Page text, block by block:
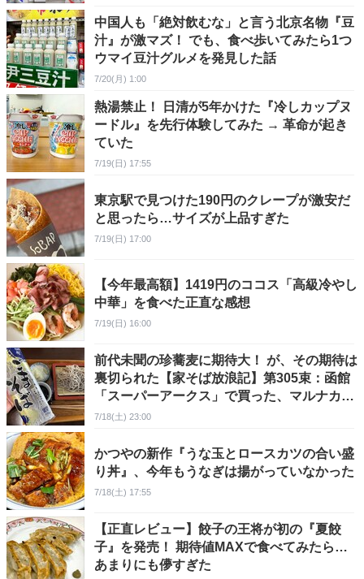
中国人も「絶対飲むな」と言う北京名物『豆
汁』が激マズ！ でも、食べ歩いてみたら1つ
ウマイ豆汁グルメを発見した話
7/20(月) 1:00
熱湯禁止！ 日清が5年かけた『冷しカップヌ
ードル』を先行体験してみた → 革命が起き
ていた
7/19(日) 17:55
東京駅で見つけた190円のクレープが激安だ
と思ったら…サイズが上品すぎた
7/19(日) 17:00
【今年最高額】1419円のココス「高級冷やし
中華」を食べた正直な感想
7/19(日) 16:00
前代未聞の珍蕎麦に期待大！ が、その期待は
裏切られた【家そば放浪記】第305束：函館
「スーパーアークス」で買った、マルナカ
『ごまそば』243円（1人前60円）
7/18(土) 23:00
かつやの新作『うな玉とロースカツの合い盛
り丼』、今年もうなぎは揚がっていなかった
7/18(土) 17:55
【正直レビュー】餃子の王将が初の『夏餃
子』を発売！ 期待値MAXで食べてみたら…
あまりにも儚すぎた